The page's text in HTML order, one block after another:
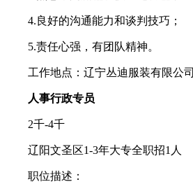
4.良好的沟通能力和谈判技巧；
5.责任心强，有团队精神。
工作地点：辽宁丛迪服装有限公司
人事行政专员
2千-4千
辽阳文圣区1-3年大专全职招1人
职位描述：